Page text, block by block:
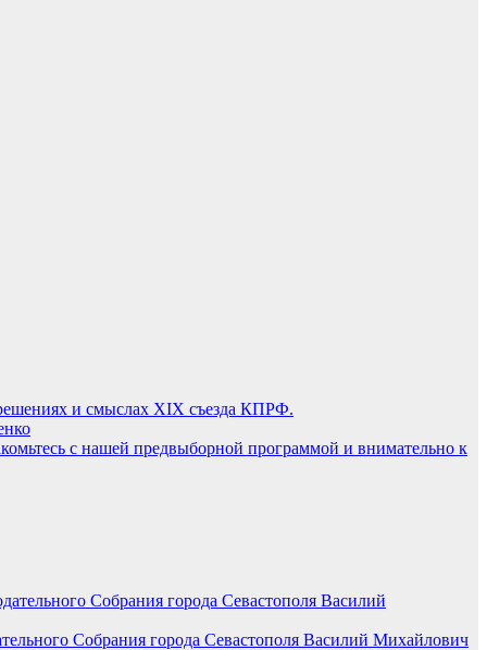
и смыслах XIX съезда КПРФ.
с нашей предвыборной программой и внимательно к
Собрания города Севастополя Василий Михайлович